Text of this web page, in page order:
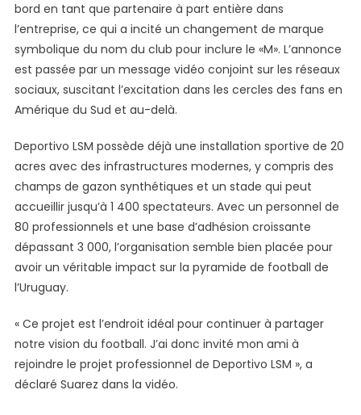
bord en tant que partenaire à part entière dans
l’entreprise, ce qui a incité un changement de marque
symbolique du nom du club pour inclure le «M». L’annonce
est passée par un message vidéo conjoint sur les réseaux
sociaux, suscitant l’excitation dans les cercles des fans en
Amérique du Sud et au-delà.
Deportivo LSM possède déjà une installation sportive de 20
acres avec des infrastructures modernes, y compris des
champs de gazon synthétiques et un stade qui peut
accueillir jusqu’à 1 400 spectateurs. Avec un personnel de
80 professionnels et une base d’adhésion croissante
dépassant 3 000, l’organisation semble bien placée pour
avoir un véritable impact sur la pyramide de football de
l’Uruguay.
« Ce projet est l’endroit idéal pour continuer à partager
notre vision du football. J’ai donc invité mon ami à
rejoindre le projet professionnel de Deportivo LSM », a
déclaré Suarez dans la vidéo.